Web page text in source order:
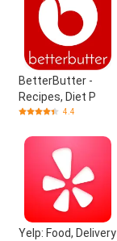
BetterButter -
Recipes, Diet P
4.4
Yelp: Food, Delivery